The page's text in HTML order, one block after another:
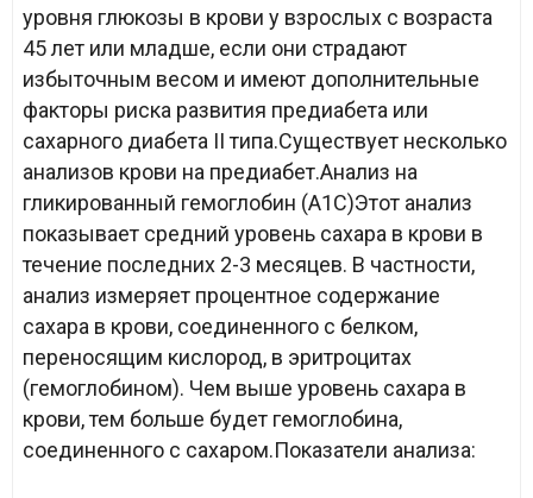
уровня глюкозы в крови у взрослых с возраста
45 лет или младше, если они страдают
избыточным весом и имеют дополнительные
факторы риска развития предиабета или
сахарного диабета II типа.Существует несколько
анализов крови на предиабет.Анализ на
гликированный гемоглобин (A1C)Этот анализ
показывает средний уровень сахара в крови в
течение последних 2-3 месяцев. В частности,
анализ измеряет процентное содержание
сахара в крови, соединенного с белком,
переносящим кислород, в эритроцитах
(гемоглобином). Чем выше уровень сахара в
крови, тем больше будет гемоглобина,
соединенного с сахаром.Показатели анализа: